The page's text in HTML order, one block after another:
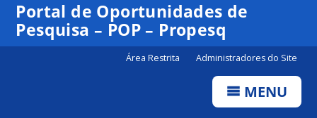
Canais
Portal de Oportunidades de
Pesquisa – POP – Propesq
Área Restrita Administradores do Site
MENU